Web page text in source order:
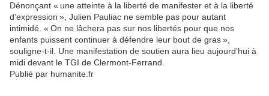
Dénonçant « une atteinte à la liberté de manifester et à la liberté
d’expression », Julien Pauliac ne semble pas pour autant
intimidé. « On ne lâchera pas sur nos libertés pour que nos
enfants puissent continuer à défendre leur bout de gras »,
souligne-t-il. Une manifestation de soutien aura lieu aujourd’hui à
midi devant le TGI de Clermont-Ferrand.
Publié par humanite.fr